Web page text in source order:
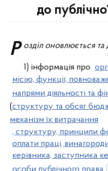
до
Розділ оновлюється
1) інформація про
місію, функції,
напрями діяльності та
(структуру та обсяг
механізм їх витрачання
, структуру, принципи
оплати праці,
керівника, заступника